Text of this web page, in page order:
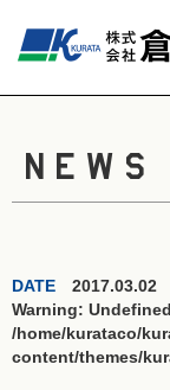
NEWS
DATE
Warning:
/home/kurataco/
content/themes/